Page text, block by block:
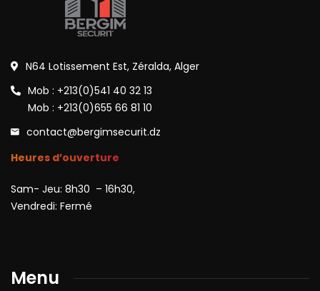
N64 Lotissement Est, Zéralda, Alger
Mob : +213(0)541 40 32 13
Mob : +213(0)655 66 81 10
contact@bergimsecurit.dz
Heures d’ouverture
Sam- Jeu: 8h30 – 16h30,
Vendredi: Fermé
Menu